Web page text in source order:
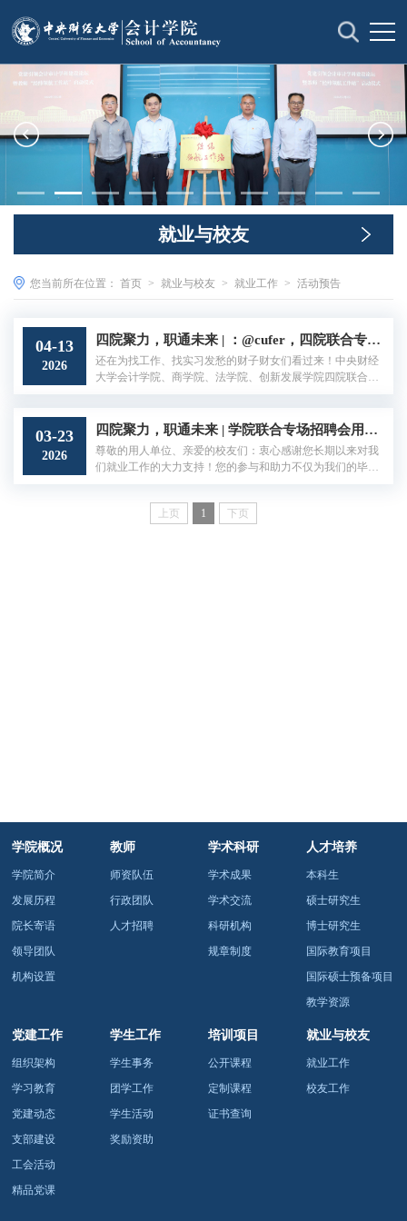
就业与校友
您当前所在位置： 首页 > 就业与校友 > 就业工作 > 活动预告
04-13
2026
四院聚力，职通未来 | ：@cufer，四院联合专场招聘会来了！好工作好实习，一次解锁！
还在为找工作、找实习发愁的财子财女们看过来！中央财经
大学会计学院、商学院、法学院、创新发展学院四院联合，
斩获心仪offer，还是在校同学渴望积累实习经验，这里都能
满足你——机会就在眼前，别再犹豫，迈开脚步来现场，把
属于你的职业高光时刻抓在手里！一、具体安排时间：2026
年4月15日（周三）12:00-16:00...
03-23
2026
四院聚力，职通未来 | 学院联合专场招聘会用人单位邀请函
尊敬的用人单位、亲爱的校友们：衷心感谢您长期以来对我
们就业工作的大力支持！您的参与和助力不仅为我们的毕业
坚实的桥梁。2026届毕业生的春季就业工作和2027届毕业生
的暑期实习工作已经全面启动，在此，我们诚挚邀请您参加
上页 1 下页
学院概况
学院简介
发展历程
院长寄语
领导团队
机构设置
教师
师资队伍
行政团队
人才招聘
学术科研
学术成果
学术交流
科研机构
规章制度
人才培养
本科生
硕士研究生
博士研究生
国际教育项目
国际硕士预备项目
教学资源
党建工作
组织架构
学习教育
党建动态
支部建设
工会活动
精品党课
学生工作
学生事务
团学工作
学生活动
奖励资助
培训项目
公开课程
定制课程
证书查询
就业与校友
就业工作
校友工作